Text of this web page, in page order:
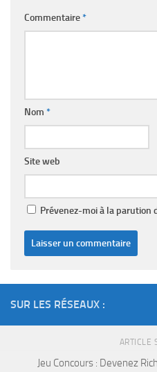
Commentaire*
Nom *
Site web
Prévenez-moi à la parution
SUR LES RÉSEAUX :
ARTICLE
Jeu Concours : Devenez